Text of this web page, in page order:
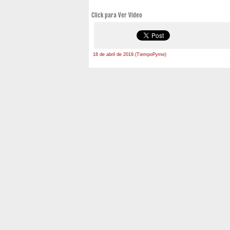
Click para Ver Video
18 de abril de 2019.(TiempoPyme)